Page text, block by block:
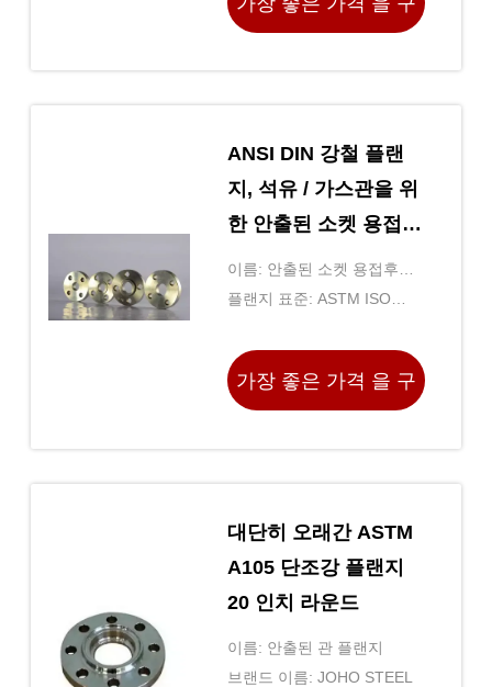
ANSI DIN 강철 플랜
지, 석유 / 가스관을 위
한 안출된 소켓 용접후
란지
이름: 안출된 소켓 용접후란
지
플랜지 표준: ASTM ISO
가장 좋은 가격 을 구
대단히 오래간 ASTM
A105 단조강 플랜지
20 인치 라운드
이름: 안출된 관 플랜지
브랜드 이름: JOHO STEEL